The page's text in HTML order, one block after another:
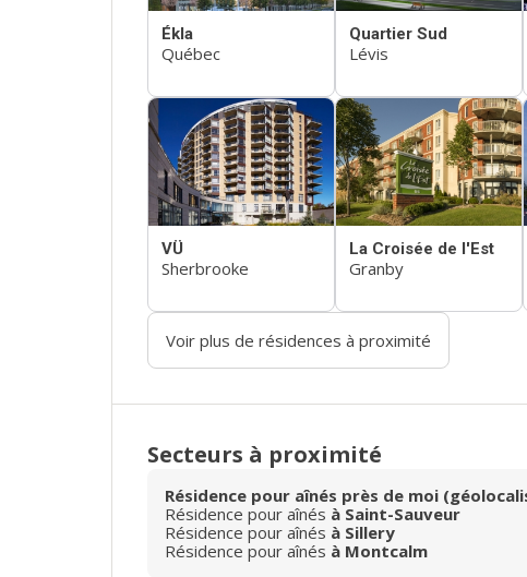
Ékla
Québec
Quartier Sud
Lévis
VÜ
Sherbrooke
La Croisée de l'Est
Granby
Voir plus de résidences à proximité
Secteurs à proximité
Résidence pour aînés près de moi
Résidence pour aînés à Saint-Sauveur
Résidence pour aînés à Sillery
Résidence pour aînés à Montcalm